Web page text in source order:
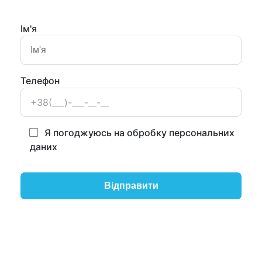
Ім'я
Телефон
Я погоджуюсь на обробку персональних
даних